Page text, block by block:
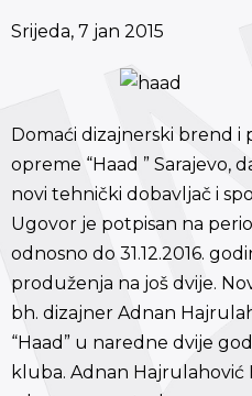
Srijeda, 7 jan 2015
Domaći dizajnerski brend i
opreme “Haad ” Sarajevo,
novi tehnički dobavljač i
Ugovor je potpisan na
odnosno do 31.12.2016.
produženja na još dvije.
bh. dizajner Adnan
“Haad” u naredne dvije
kluba. Adnan Hajrulahović